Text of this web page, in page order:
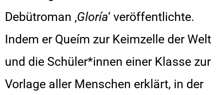
Debütroman ‚Gloría‘ veröffentlichte.
Indem er Queím zur Keimzelle der Welt
und die Schüler*innen einer Klasse zur
Vorlage aller Menschen erklärt, in der